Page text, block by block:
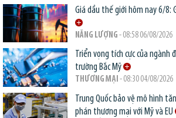
Giá dầu thế giới hôm nay 6/8:
NĂNG LƯỢNG - 08:58 06/08/2026
Triển vọng tích cực của
trường Bắc Mỹ
THƯƠNG MẠI - 08:30 04/08/2026
Trung Quốc bảo vệ mô hình
phán thương mại với Mỹ và EU